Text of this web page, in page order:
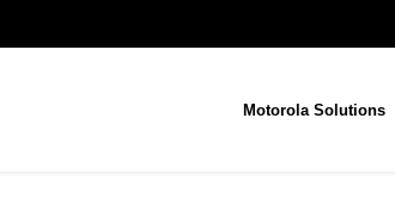
Motorola Solutions